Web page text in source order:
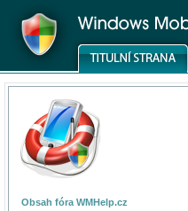
Obsah fóra WMHelp.cz